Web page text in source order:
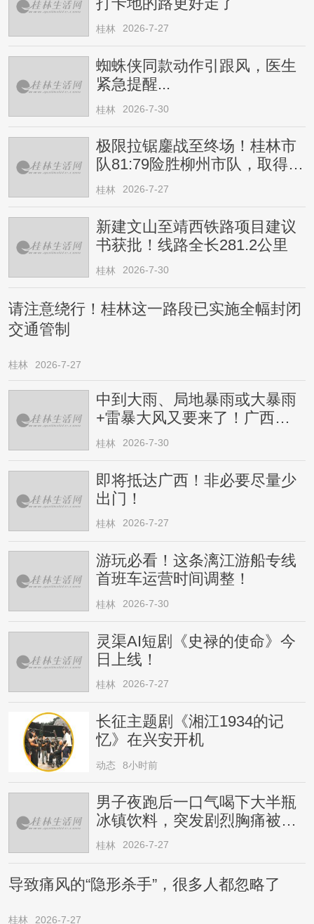
打卡地的路更好走了
桂林 2026-7-27
蜘蛛侠同款动作引跟风，医生
紧急提醒...
桂林 2026-7-30
极限拉锯鏖战至终场！桂林市
队81:79险胜柳州市队，取得四
连胜
桂林 2026-7-27
新建文山至靖西铁路项目建议
书获批！线路全长281.2公里
桂林 2026-7-30
请注意绕行！桂林这一路段已实施全幅封闭
交通管制
桂林 2026-7-27
中到大雨、局地暴雨或大暴雨
+雷暴大风又要来了！广西人
请注意
桂林 2026-7-30
即将抵达广西！非必要尽量少
出门！
桂林 2026-7-27
游玩必看！这条漓江游船专线
首班车运营时间调整！
桂林 2026-7-30
灵渠AI短剧《史禄的使命》今
日上线！
桂林 2026-7-27
长征主题剧《湘江1934的记
忆》在兴安开机
动态 8小时前
男子夜跑后一口气喝下大半瓶
冰镇饮料，突发剧烈胸痛被送
医！医生提醒→
桂林 2026-7-27
导致痛风的“隐形杀手”，很多人都忽略了
桂林 2026-7-27